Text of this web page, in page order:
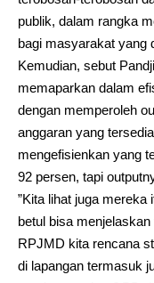
publik, dalam rangka
bagi masyarakat yang
Kemudian, sebut
memaparkan dalam
dengan memperoleh
anggaran yang
mengefisienkan yang
92 persen, tapi
”Kita lihat juga
betul bisa
RPJMD kita rencana
di lapangan termasuk